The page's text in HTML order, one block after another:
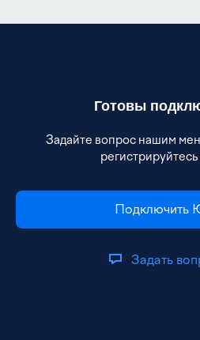
Готовы
Задайте вопрос нашим
Подключить
Задать